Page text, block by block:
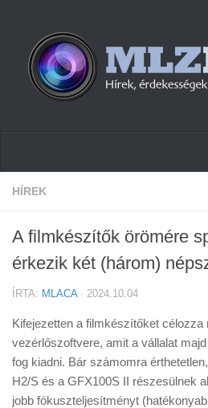
Hírek
Cikkek
Tudástár
Tanácsok
Érdekességek
HÍREK
A filmkészítők örömére
érkezik két (három)
ÍRTA: MLACA· 2024.10.04
Kifejezetten a filmkészítőket célozza
vezérlőszoftvere, amit a vállalat
fog kiadni. Bár számomra
H2/S és a GFX100S II részesülnek
jobb fókuszteljesítményt